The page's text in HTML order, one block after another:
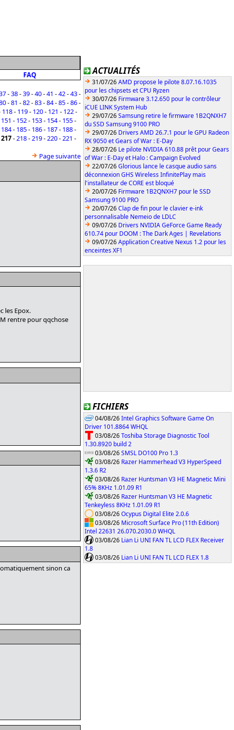
ACTUALITÉS
31/07/26AMD propose le pilote 8.07.16.1035
pour les chipsets et CPU Ryzen
30/07/26 Firmware 3.12.650 pour le contrôleur
iCUE LINK System Hub
29/07/26Samsung retire le firmware 1B2QNXH7
du SSD Samsung 9100 PRO
29/07/26 Drivers AMD 26.7.1 pour le GPU Radeon
RX 9050 et Gears of War : E-Day
28/07/26 Le pilote NVIDIA 610.88 prêt pour Gears
of War : E-Day et Halo : Campaign Evolved
22/07/26Glorious lance le casque audio sans
déconnexion GHS Wireless InfinitePlay mais
l'installateur de CORE est bloqué
20/07/26 Firmware 1B2QNXH7 pour le SSD
Samsung 9100 PRO
20/07/26Clap de fin pour le clavier e-ink
personnalisable Nemeio de LDLC
09/07/26 Drivers NVIDIA GeForce Game Ready
610.74 pour DOOM : The Dark Ages | Revelations
09/07/26Application Creative Nexus 1.2 pour les
enceintes XF1
FICHIERS
04/08/26Intel Graphics Software Game On
Driver 101.8864 WHQL
03/08/26Toshiba Storage Diagnostic Tool
1.30.8920 build 2
03/08/26SMSL DO100 Pro 1.3
03/08/26 Razer Hammerhead V3 HyperSpeed
1.3.6 R2
03/08/26 Razer Huntsman V3 HE Magnetic Mini
65% 8KHz 1.01.09 R1
03/08/26 Razer Huntsman V3 HE Magnetic
Tenkeyless 8KHz 1.01.09 R1
03/08/26Ocypus Digital Elite 2.0.6
03/08/26 Microsoft Surface Pro (11th Edition)
Intel 22631 26.070.2030.0 WHQL
03/08/26 Lian Li UNI FAN TL LCD FLEX Receiver
1.8
03/08/26 Lian Li UNI FAN TL LCD FLEX 1.8
FAQ
-38-39-40-41 -42-43-
-81 -82-83-84-85-86-
118- 119- 120- 121 - 122-
151 - 152- 153- 154- 155-
184- 185- 186- 187- 188-
217-218-219-220-221 -
Page suivante
les Epox.
rentre pour qqchose
sinon ca